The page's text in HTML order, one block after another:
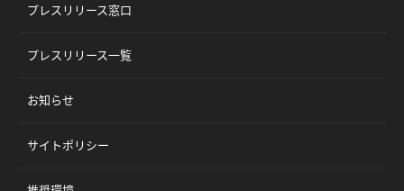
プレスリリース窓口
プレスリリース一覧
お知らせ
サイトポリシー